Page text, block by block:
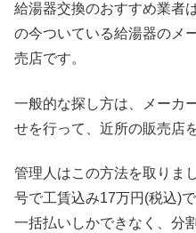
給湯器交換のおすすめ業者
の今ついている給湯器のメ
売店です。
一般的な探し方は、メーカ
せを行って、近所の販売店
管理人はこの方法を取りま
号で工賃込み17万円(税込)で
一括払いしかできなく、分